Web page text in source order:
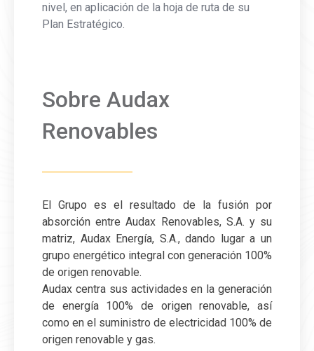
nivel, en aplicación de la hoja de ruta de su
Plan Estratégico.
Sobre Audax
Renovables
El Grupo es el resultado de la fusión por
absorción entre Audax Renovables, S.A. y su
matriz, Audax Energía, S.A., dando lugar a un
grupo energético integral con generación 100%
de origen renovable.
Audax centra sus actividades en la generación
de energía 100% de origen renovable, así
como en el suministro de electricidad 100% de
origen renovable y gas.